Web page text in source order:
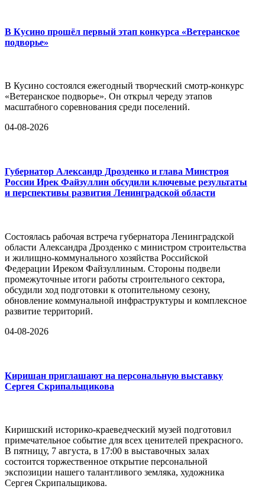
В Кусино прошёл первый этап конкурса «Ветеранское
подворье»
В Кусино состоялся ежегодный творческий смотр-конкурс
«Ветеранское подворье». Он открыл череду этапов
масштабного соревнования среди поселений.
04-08-2026
Губернатор Александр Дрозденко и глава Минстроя
России Ирек Файзуллин обсудили ключевые результаты
и перспективы развития Ленинградской области
Состоялась рабочая встреча губернатора Ленинградской
области Александра Дрозденко с министром строительства
и жилищно-коммунального хозяйства Российской
Федерации Иреком Файзуллиным. Стороны подвели
промежуточные итоги работы строительного сектора,
обсудили ход подготовки к отопительному сезону,
обновление коммунальной инфраструктуры и комплексное
развитие территорий.
04-08-2026
Киришан приглашают на персональную выставку
Сергея Скрипальщикова
Киришский историко-краеведческий музей подготовил
примечательное событие для всех ценителей прекрасного.
В пятницу, 7 августа, в 17:00 в выставочных залах
состоится торжественное открытие персональной
экспозиции нашего талантливого земляка, художника
Сергея Скрипальщикова.